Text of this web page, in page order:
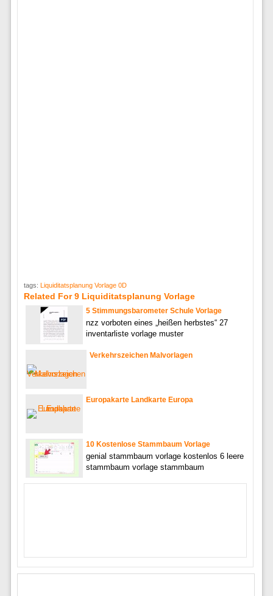
tags: Liquiditatsplanung Vorlage 0D
Related For 9 Liquiditatsplanung Vorlage
5 Stimmungsbarometer Schule Vorlage
nzz vorboten eines „heißen herbstes“ 27
inventarliste vorlage muster
Verkehrszeichen Malvorlagen
Europakarte Landkarte Europa
10 Kostenlose Stammbaum Vorlage
genial stammbaum vorlage kostenlos 6 leere
stammbaum vorlage stammbaum